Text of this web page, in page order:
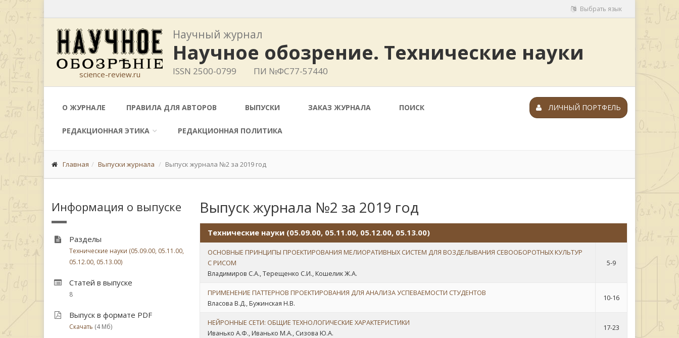
Выбрать язык
science-review.ru
Научный журнал
Научное обозрение. Технические науки
ISSN 2500-0799 ПИ №ФС77-57440
О ЖУРНАЛЕ ПРАВИЛА ДЛЯ АВТОРОВ ВЫПУСКИ ЗАКАЗ ЖУРНАЛА ПОИСК
РЕДАКЦИОННАЯ ЭТИКА РЕДАКЦИОННАЯ ПОЛИТИКА
ЛИЧНЫЙ ПОРТФЕЛЬ
Главная Выпуски журнала Выпуск журнала №2 за 2019 год
Информация о выпуске
Разделы
Технические науки (05.09.00, 05.11.00,
05.12.00, 05.13.00)
Статей в выпуске
8
Выпуск в формате PDF
Скачать (4 Мб)
Выпуск журнала №2 за 2019 год
Технические науки (05.09.00, 05.11.00, 05.12.00, 05.13.00)
ОСНОВНЫЕ ПРИНЦИПЫ ПРОЕКТИРОВАНИЯ МЕЛИОРАТИВНЫХ СИСТЕМ ДЛЯ ВОЗДЕЛЫВАНИЯ СЕВООБОРОТНЫХ КУЛЬТУР
С РИСОМ
Владимиров С.А., Терещенко С.И., Кошелик Ж.А.
5-9
ПРИМЕНЕНИЕ ПАТТЕРНОВ ПРОЕКТИРОВАНИЯ ДЛЯ АНАЛИЗА УСПЕВАЕМОСТИ СТУДЕНТОВ
Власова В.Д., Бужинская Н.В.
10-16
НЕЙРОННЫЕ СЕТИ: ОБЩИЕ ТЕХНОЛОГИЧЕСКИЕ ХАРАКТЕРИСТИКИ
Иванько А.Ф., Иванько М.А., Сизова Ю.А.
17-23